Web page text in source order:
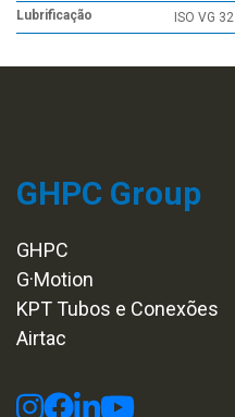
Lubrificação
ISO VG 32
GHPC Group
GHPC
G·Motion
KPT Tubos e Conexões
Airtac